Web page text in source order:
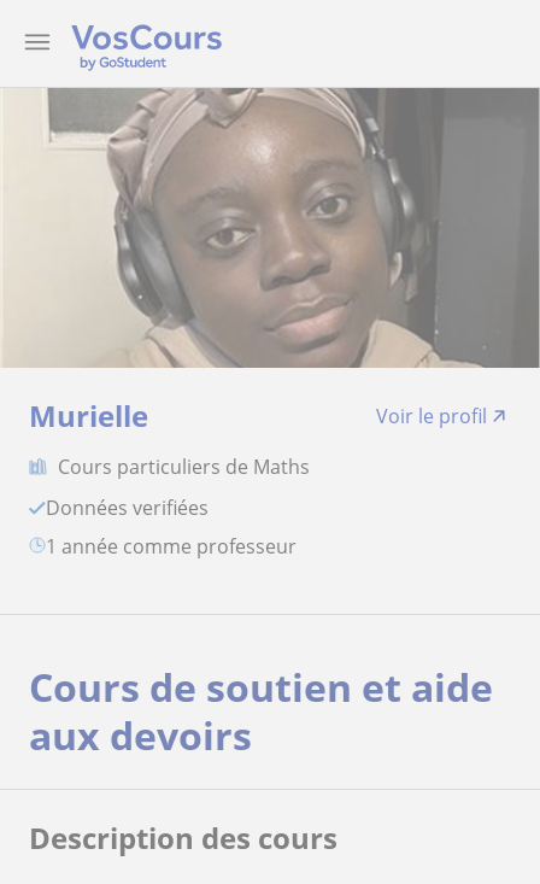
Murielle
Voir le profil
Cours particuliers de Maths
Données verifiées
1 année comme professeur
Cours de soutien et aide
aux devoirs
Description des cours